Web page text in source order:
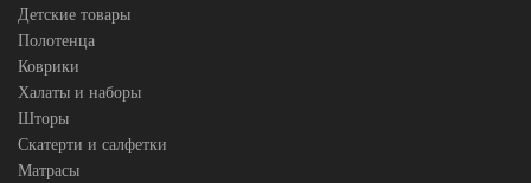
Детские товары
Полотенца
Коврики
Халаты и наборы
Шторы
Скатерти и салфетки
Матрасы